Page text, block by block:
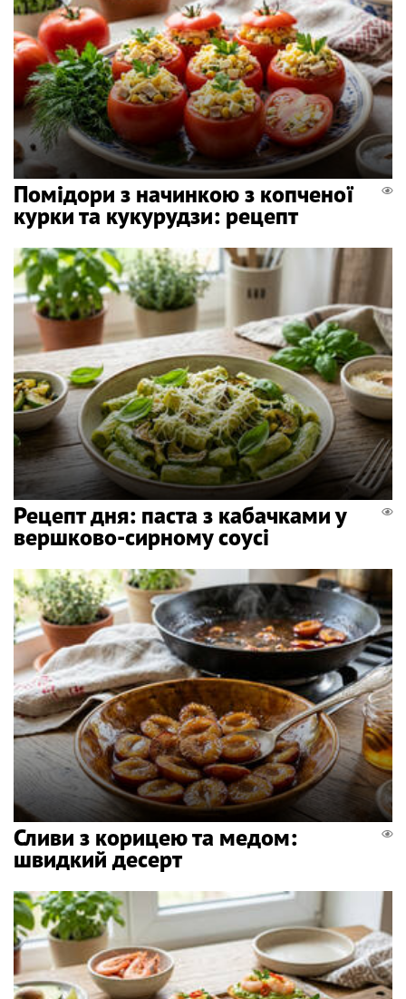
Помідори з начинкою з копченої
курки та кукурудзи: рецепт
Рецепт дня: паста з кабачками у
вершково-сирному соусі
Сливи з корицею та медом:
швидкий десерт